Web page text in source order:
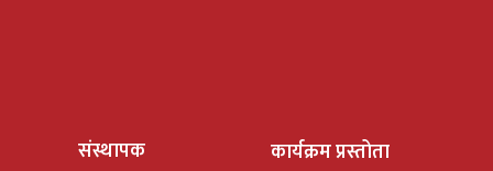
संस्थापक कार्यक्रम प्रस्तोता